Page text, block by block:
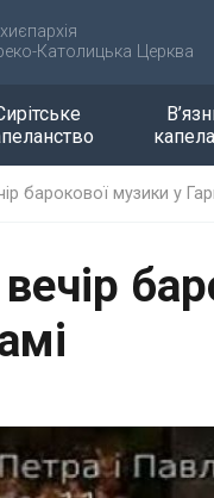
Католицька Церква
барокової музики у